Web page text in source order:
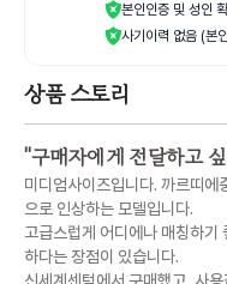
본인인증 및 성인
사기이력 없음 (본
상품 스토리
"구매자에게 전달하고
미디엄사이즈입니다. 까르띠에
으로 인상하는 모델입니다.
고급스럽게 어디에나 매칭하기
하다는 장점이 있습니다.